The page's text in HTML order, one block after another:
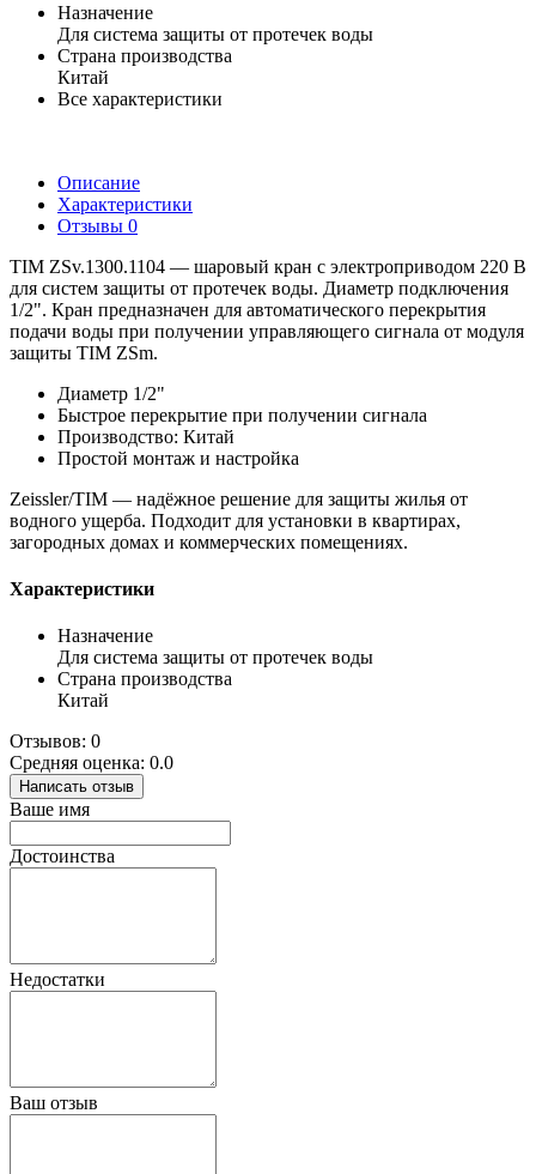
Назначение
Для система защиты от протечек воды
Страна производства
Китай
Все характеристики
Описание
Характеристики
Отзывы 0
TIM ZSv.1300.1104 — шаровый кран с электроприводом 220 В
для систем защиты от протечек воды. Диаметр подключения
1/2". Кран предназначен для автоматического перекрытия
подачи воды при получении управляющего сигнала от модуля
защиты TIM ZSm.
Диаметр 1/2"
Быстрое перекрытие при получении сигнала
Производство: Китай
Простой монтаж и настройка
Zeissler/TIM — надёжное решение для защиты жилья от
водного ущерба. Подходит для установки в квартирах,
загородных домах и коммерческих помещениях.
Характеристики
Назначение
Для система защиты от протечек воды
Страна производства
Китай
Отзывов: 0
Средняя оценка: 0.0
Написать отзыв
Ваше имя
Достоинства
Недостатки
Ваш отзыв